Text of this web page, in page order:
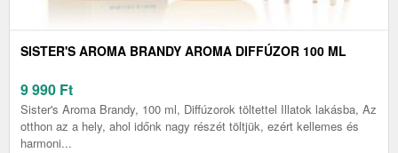
SISTER'S AROMA BRANDY AROMA DIFFÚZOR 100 ML
9 990 Ft
Sister's Aroma Brandy, 100 ml, Diffúzorok töltettel Illatok lakásba, Az
otthon az a hely, ahol időnk nagy részét töltjük, ezért kellemes és
harmoni...